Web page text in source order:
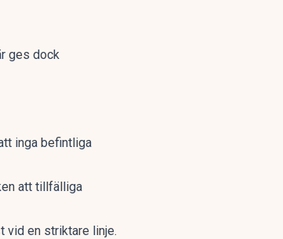
ges dock
inga befintliga
att tillfälliga
vid en striktare linje.